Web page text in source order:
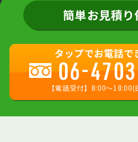
簡単お見積り
タップでお電話で
06-
【電話受付】8:00〜18:00(